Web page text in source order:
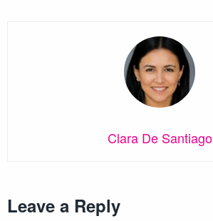
Clara De Santiago
Leave a Reply